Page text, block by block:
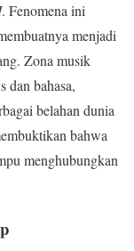
. Fenomena ini
menjadi
Zona musik
dan bahasa,
belahan dunia
bahwa
menghubungkan